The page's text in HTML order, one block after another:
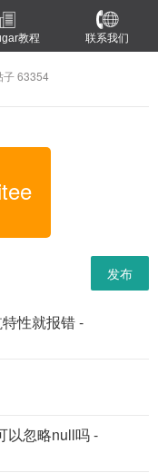
教程 联系我们
子 63354
发布
性就报错 -
以忽略null吗 -